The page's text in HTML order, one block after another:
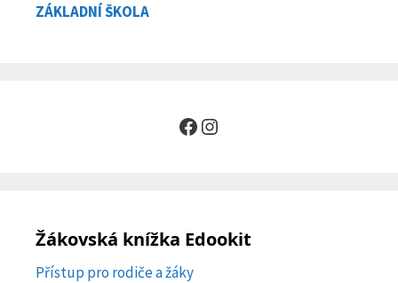
ZÁKLADNÍ ŠKOLA
Facebook
Instagram
Žákovská knížka Edookit
Přístup pro rodiče a žáky